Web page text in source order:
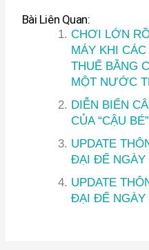
Bài Liên Quan:
CHƠI LỚN
MÁY KHI
THUẾ BẰNG
MỘT NƯỚC
DIỄN BIẾN
CỦA “CẬU
UPDATE
ĐẠI ĐẾ NGÀY
UPDATE
ĐẠI ĐẾ NGÀY